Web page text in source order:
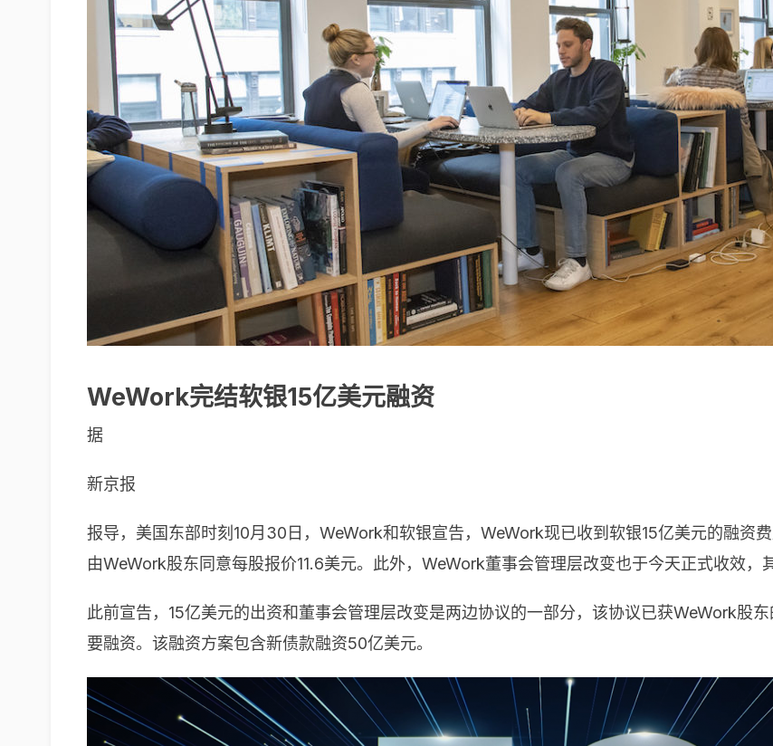
WeWork完结软银15亿美元融资
据
新京报
报导，美国东部时刻10月30日，WeWork和软银宣告，WeWork现已收到软银15亿美元的融资
由WeWork股东同意每股报价11.6美元。此外，WeWork董事会管理层改变也于今天正式收效，
此前宣告，15亿美元的出资和董事会管理层改变是两边协议的一部分，该协议已获WeWork股
要融资。该融资方案包含新债款融资50亿美元。